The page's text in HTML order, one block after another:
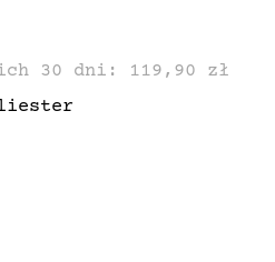
30 dni: 119,90 zł